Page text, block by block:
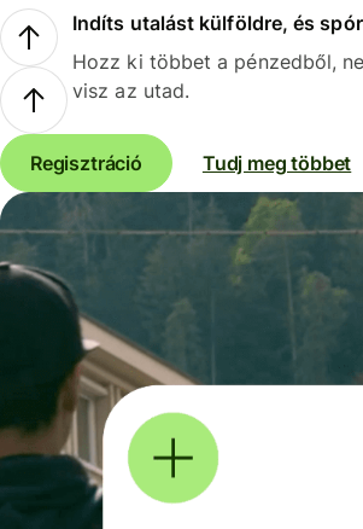
Indíts utalást külföldre, és
Hozz ki többet a pénzedből,
visz az utad.
Regisztráció Tudj meg többet